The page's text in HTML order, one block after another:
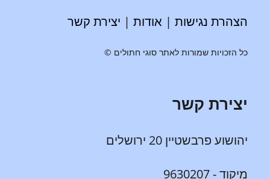
הצהרת נגישות | אודות | יצירת קשר
כל הזכויות שמורות לאתר סוגי חתולים ©
יצירת קשר
יהושוע פרבשטיין 20 ירושלים
מיקוד - 9630207